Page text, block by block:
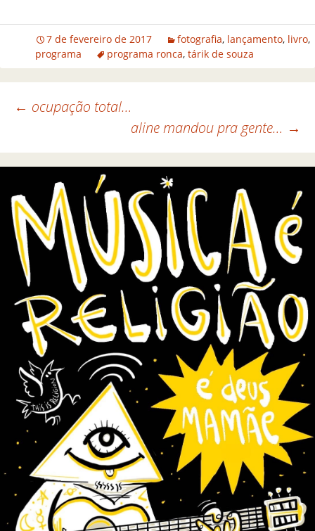
7 de fevereiro de 2017 fotografia, lançamento, livro,
programa
programa ronca, tárik de souza
Navegação de posts
← ocupação total…
aline mandou pra gente… →